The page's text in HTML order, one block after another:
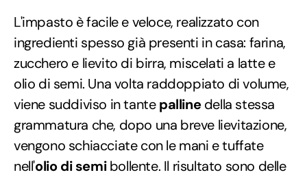
L'impasto è facile e veloce, realizzato con
ingredienti spesso già presenti in casa: farina,
zucchero e lievito di birra, miscelati a latte e
olio di semi. Una volta raddoppiato di volume,
viene suddiviso in tantepallinedella stessa
grammatura che, dopo una breve lievitazione,
vengono schiacciate con le mani e tuffate
nell'olio di semibollente. Il risultato sono delle